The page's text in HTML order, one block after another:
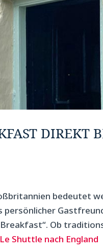
DIREKT
bedeutet
persönlicher
Ob